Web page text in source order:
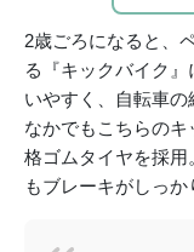
2歳ごろになると、
る『キックバイク
いやすく、自転車の
なかでもこちらの
格ゴムタイヤを採用
もブレーキがしっか